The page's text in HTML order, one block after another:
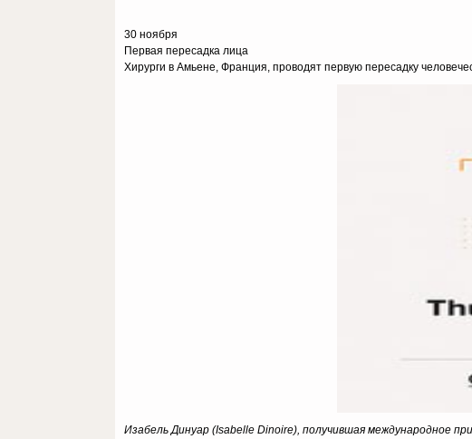
30 ноября
Первая пересадка лица
Хирурги в Амьене, Франция, проводят первую пересадку
Изабель Динуар (Isabelle Dinoire), получившая международное